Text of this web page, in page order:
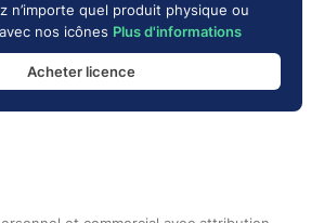
n’importe quel produit physique ou
nos icônes Plus d'informations
Acheter licence